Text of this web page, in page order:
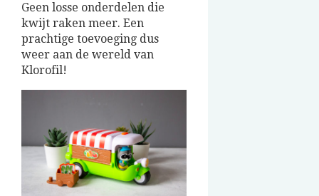
Geen losse onderdelen die
kwijt raken meer. Een
prachtige toevoeging dus
weer aan de wereld van
Klorofil!